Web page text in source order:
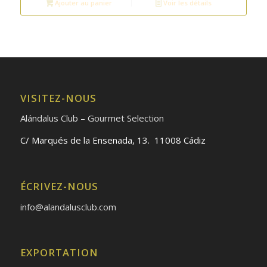
Ajouter au panier Voir les détails
VISITEZ-NOUS
Alándalus Club – Gourmet Selection
C/ Marqués de la Ensenada, 13. 11008 Cádiz
ÉCRIVEZ-NOUS
info@alandalusclub.com
EXPORTATION